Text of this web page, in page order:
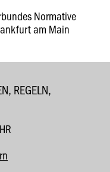
Normative
am Main
REGELN,